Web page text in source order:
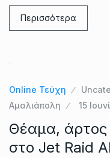
Περισσότερα
Online Τεύχη
Αμαλιάπολη
15
Θέαμα, άρτος
στο Jet Raid